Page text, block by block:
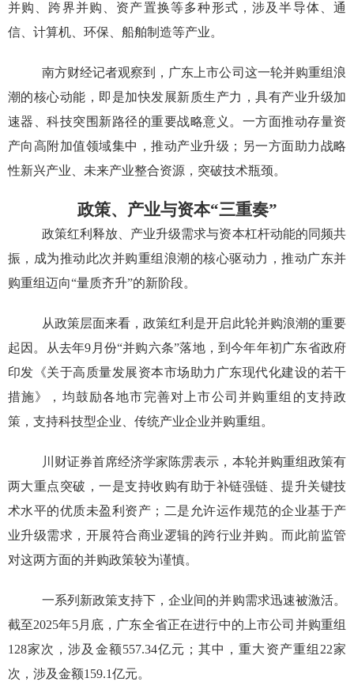
并购、跨界并购、资产置换等多种形式，涉及半导体、通
信、计算机、环保、船舶制造等产业。
南方财经记者观察到，广东上市公司这一轮并购重组浪
潮的核心动能，即是加快发展新质生产力，具有产业升级加
速器、科技突围新路径的重要战略意义。一方面推动存量资
产向高附加值领域集中，推动产业升级；另一方面助力战略
性新兴产业、未来产业整合资源，突破技术瓶颈。
政策、产业与资本“三重奏”
政策红利释放、产业升级需求与资本杠杆动能的同频共
振，成为推动此次并购重组浪潮的核心驱动力，推动广东并
购重组迈向“量质齐升”的新阶段。
从政策层面来看，政策红利是开启此轮并购浪潮的重要
起因。从去年9月份“并购六条”落地，到今年年初广东省政府
印发《关于高质量发展资本市场助力广东现代化建设的若干
措施》，均鼓励各地市完善对上市公司并购重组的支持政
策，支持科技型企业、传统产业企业并购重组。
川财证券首席经济学家陈雳表示，本轮并购重组政策有
两大重点突破，一是支持收购有助于补链强链、提升关键技
术水平的优质未盈利资产；二是允许运作规范的企业基于产
业升级需求，开展符合商业逻辑的跨行业并购。而此前监管
对这两方面的并购政策较为谨慎。
一系列新政策支持下，企业间的并购需求迅速被激活。
截至2025年5月底，广东全省正在进行中的上市公司并购重组
128家次，涉及金额557.34亿元；其中，重大资产重组 22家
次，涉及金额159.1亿元。